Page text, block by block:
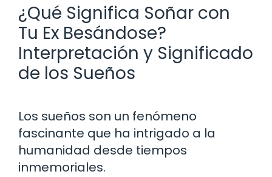
¿Qué Significa Soñar con
Tu Ex Besándose?
Interpretación y Significado
de los Sueños
Los sueños son un fenómeno
fascinante que ha intrigado a la
humanidad desde tiempos
inmemoriales.